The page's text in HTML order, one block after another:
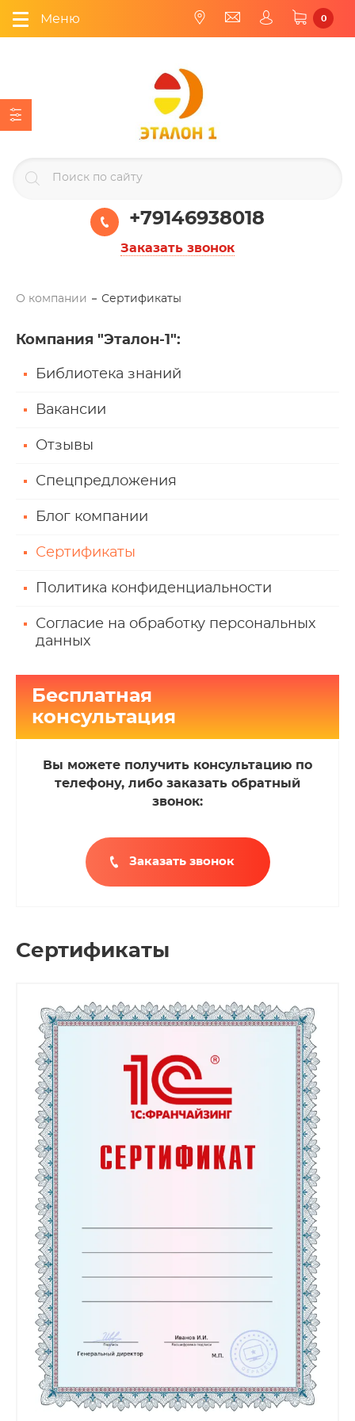
Меню 0
+79146938018
Заказать звонок
О компании Сертификаты
Компания "Эталон-1":
Библиотека знаний
Вакансии
Отзывы
Спецпредложения
Блог компании
Сертификаты
Политика конфиденциальности
Согласие на обработку персональных
данных
Бесплатная
консультация
Вы можете получить консультацию по
телефону, либо заказать обратный
звонок:
Заказать звонок
Сертификаты